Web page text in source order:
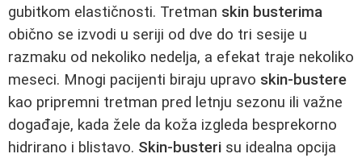
gubitkom elastičnosti. Tretman skin busterima
obično se izvodi u seriji od dve do tri sesije u
razmaku od nekoliko nedelja, a efekat traje nekoliko
meseci. Mnogi pacijenti biraju upravo skin-bustere
kao pripremni tretman pred letnju sezonu ili važne
događaje, kada žele da koža izgleda besprekorno
hidrirano i blistavo. Skin-busteri su idealna opcija